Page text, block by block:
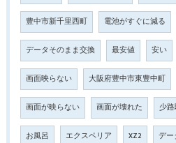
豊中市新千里西町 電池がすぐに減る
データそのまま交換 最安値 安い
画面映らない 大阪府豊中市東豊中町
画面が映らない 画面が壊れた 少
お風呂 エクスペリア XZ2 デ